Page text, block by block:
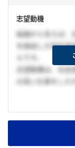
志望動機
結論から言えば、
を経由した特別選
らです。
志望動機は、社
の高い仕事をした